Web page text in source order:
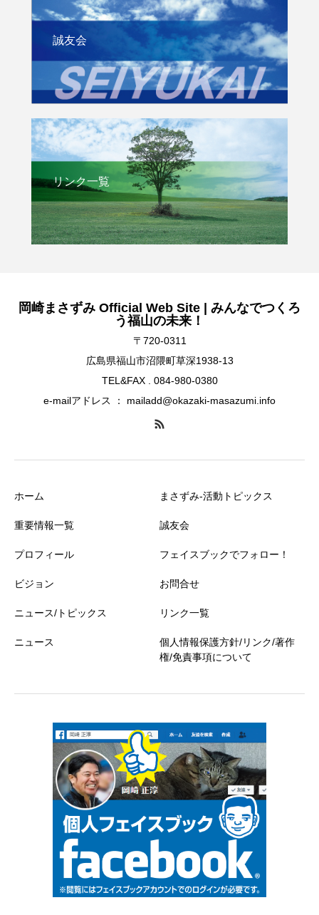
誠友会
リンク一覧
岡崎まさずみ Official Web Site | みんなでつくろ
う福山の未来！
〒720-0311
広島県福山市沼隈町草深1938-13
TEL&FAX . 084-980-0380
e-mailアドレス ： mailadd@okazaki-masazumi.info
ホーム
重要情報一覧
プロフィール
ビジョン
ニュース/トピックス
ニュース
まさずみ-活動トピックス
誠友会
フェイスブックでフォロー！
お問合せ
リンク一覧
個人情報保護方針/リンク/著作
権/免責事項について